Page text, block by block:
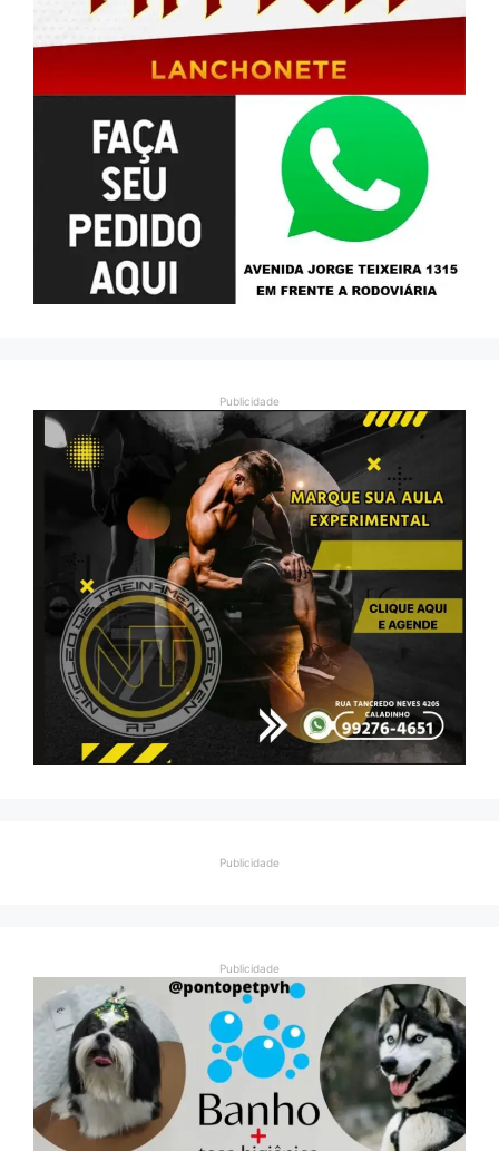
Publicidade
Publicidade
Publicidade